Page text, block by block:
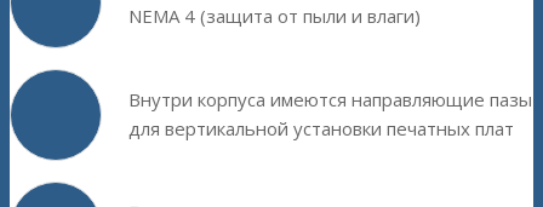
NEMA 4 (защита от пыли и влаги)
Внутри корпуса имеются направляющие пазы
для вертикальной установки печатных плат